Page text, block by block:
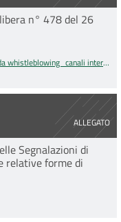
n° 478 del 26
whistleblowing_canali interni
ALLEGATO
Segnalazioni di
relative forme di